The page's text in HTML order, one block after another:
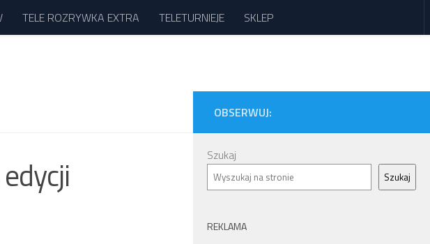
TELE ROZRYWKA EXTRA TELETURNIEJE SKLEP
OBSERWUJ:
Szukaj
Szukaj
REKLAMA